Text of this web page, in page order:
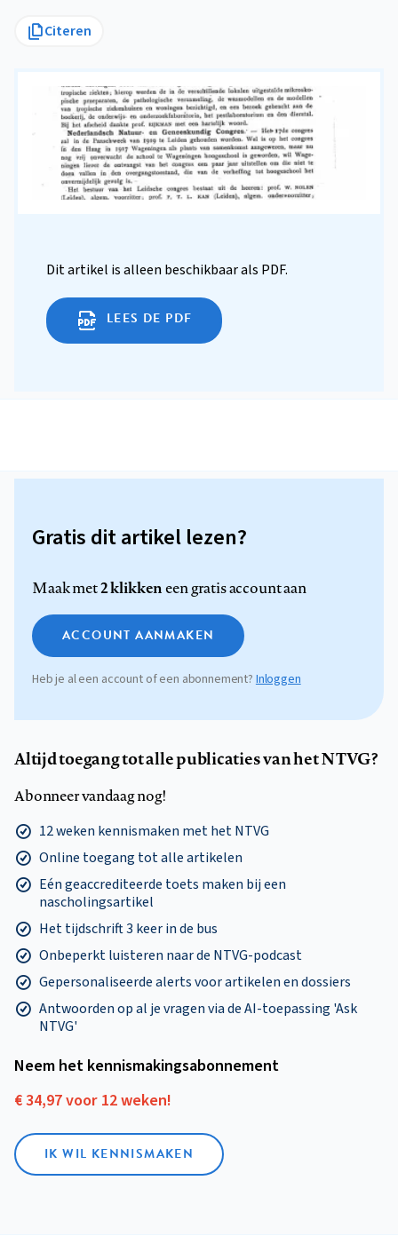
Citeren
Dit artikel is alleen beschikbaar als PDF.
LEES DE PDF
Gratis dit artikel lezen?
Maak met2 klikkeneen gratis account aan
ACCOUNT AANMAKEN
Heb je al een account of een abonnement? Inloggen
Altijd toegang tot alle publicaties van het NTVG?
Abonneer vandaag nog!
12 weken kennismaken met het NTVG
Online toegang tot alle artikelen
Eén geaccrediteerde toets maken bij een
nascholingsartikel
Het tijdschrift 3 keer in de bus
Onbeperkt luisteren naar de NTVG-podcast
Gepersonaliseerde alerts voor artikelen en dossiers
Antwoorden op al je vragen via de AI-toepassing 'Ask
NTVG'
Neem het kennismakings­abonnement
€ 34,97 voor 12 weken!
IK WIL KENNISMAKEN